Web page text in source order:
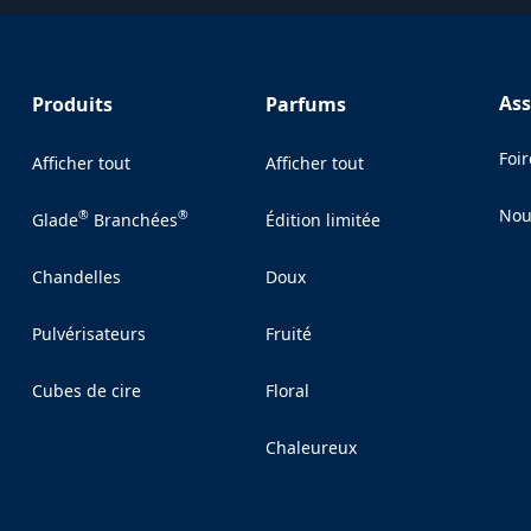
Produits
Afficher tout
Glade®Branchées®
Chandelles
Pulvérisateurs
Cubes de cire
Parfums
Afficher tout
Édition limitée
Doux
Fruité
Floral
Chaleureux